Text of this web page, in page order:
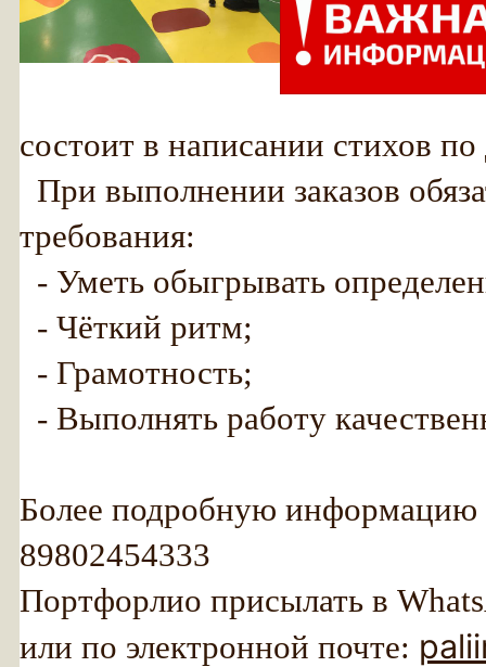
состоит в написании стихов
При выполнении заказов
требования:
- Уметь обыгрывать
- Чёткий ритм;
- Грамотность;
- Выполнять работу
Более подробную
89802454333
Портфорлио присылать в
или по электронной почте: